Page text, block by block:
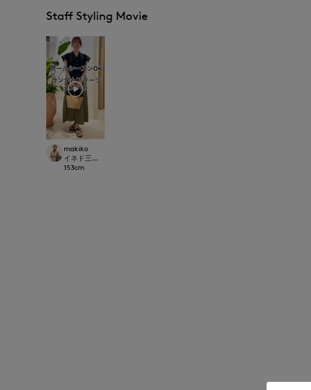
Staff Styling Movie
makiko
イネド三井アウトレットパーク多摩南大沢店
153cm